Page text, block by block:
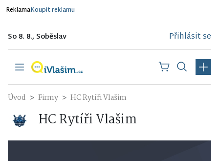
ReklamaKoupit reklamu
So 8. 8., Soběslav Přihlásit se
Úvod Firmy HC Rytíři Vlašim
HC Rytíři Vlašim